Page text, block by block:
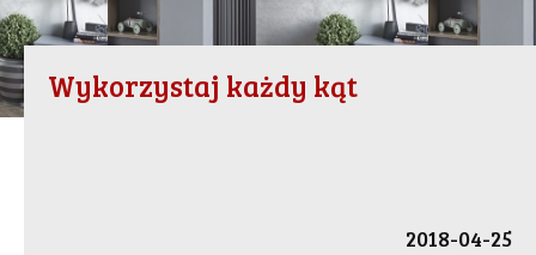
Wykorzystaj każdy kąt
2018-04-25